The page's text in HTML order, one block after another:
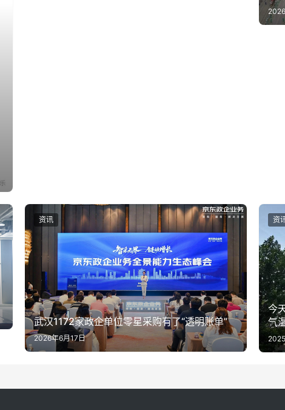
武汉1172家政企单位零星采购有了“透明账单”
2026年6月17日
资讯
今
气
资